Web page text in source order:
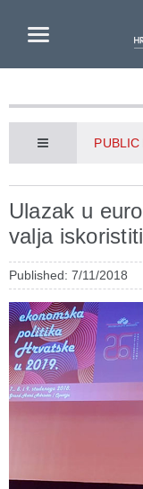
PUBLIC
Ulazak u
valja iskoristiti
Published: 7/11/2018